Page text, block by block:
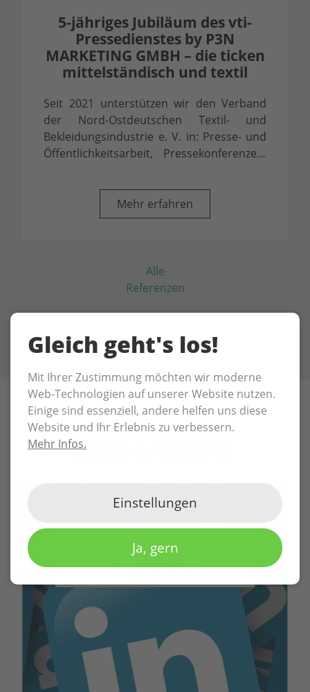
5-jähriges Jubiläum des vti-
Pressedienstes by P3N
MARKETING GMBH – die ticken
mittelständisch und textil
Seit 2021 unterstützen wir den Verband
der Nord-Ostdeutschen Textil- und
Bekleidungsindustrie e. V. in: Presse- und
Öffentlichkeitsarbeit, Pressekonferenzen,
Mehr erfahren
Alle
Referenzen
NEWS & TERMINE
FOLGEN SIE UNS AUF
LINKEDIN!
Gleich geht's los!
Mit Ihrer Zustimmung möchten wir moderne
Web-Technologien auf unserer Website nutzen.
Einige sind essenziell, andere helfen uns diese
Website und Ihr Erlebnis zu verbessern.
Mehr Infos.
Einstellungen
Ja, gern